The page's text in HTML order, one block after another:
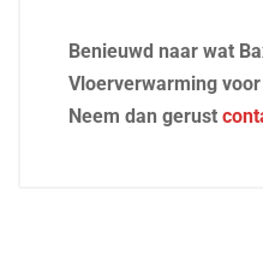
Benieuwd naar wat
Vloerverwarming
Neem dan gerust